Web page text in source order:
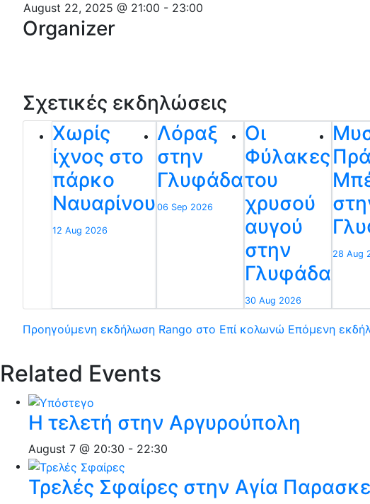
August 22, 2025 @ 21:00 - 23:00
Organizer
Σχετικές εκδηλώσεις
Χωρίς
ίχνος στο
πάρκο
Ναυαρίνου
12 Aug 2026
Λόραξ
στην
Γλυφάδα
06 Sep 2026
Οι
Φύλακες
του
χρυσού
αυγού
στην
Γλυφάδα
30 Aug 2026
28 Aug
Προηγούμενη εκδήλωση Rango στο Επί κολωνώ Επόμενη
Related Events
Η τελετή στην Αργυρούπολη
August 7 @ 20:30 - 22:30
Τρελές Σφαίρες στην Αγία